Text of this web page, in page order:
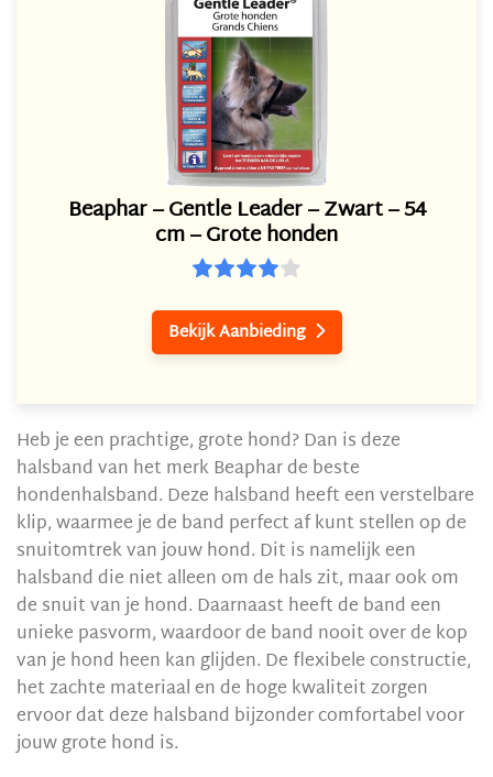
Beaphar – Gentle Leader – Zwart – 54
cm – Grote honden
Bekijk Aanbieding 
Heb je een prachtige, grote hond? Dan is deze
halsband van het merk Beaphar de beste
hondenhalsband. Deze halsband heeft een verstelbare
klip, waarmee je de band perfect af kunt stellen op de
snuitomtrek van jouw hond. Dit is namelijk een
halsband die niet alleen om de hals zit, maar ook om
de snuit van je hond. Daarnaast heeft de band een
unieke pasvorm, waardoor de band nooit over de kop
van je hond heen kan glijden. De flexibele constructie,
het zachte materiaal en de hoge kwaliteit zorgen
ervoor dat deze halsband bijzonder comfortabel voor
jouw grote hond is.